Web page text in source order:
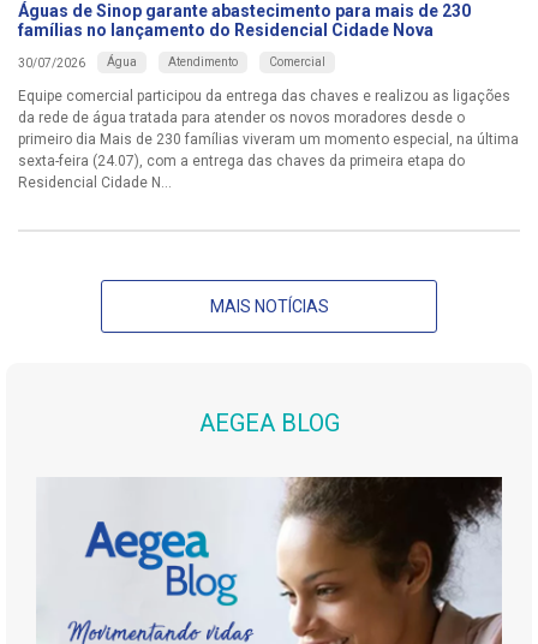
Águas de Sinop garante abastecimento para mais de 230
famílias no lançamento do Residencial Cidade Nova
30/07/2026 Água Atendimento Comercial
Equipe comercial participou da entrega das chaves e realizou as ligações
da rede de água tratada para atender os novos moradores desde o
primeiro dia Mais de 230 famílias viveram um momento especial, na última
sexta-feira (24.07), com a entrega das chaves da primeira etapa do
Residencial Cidade N...
MAIS NOTÍCIAS
AEGEA BLOG